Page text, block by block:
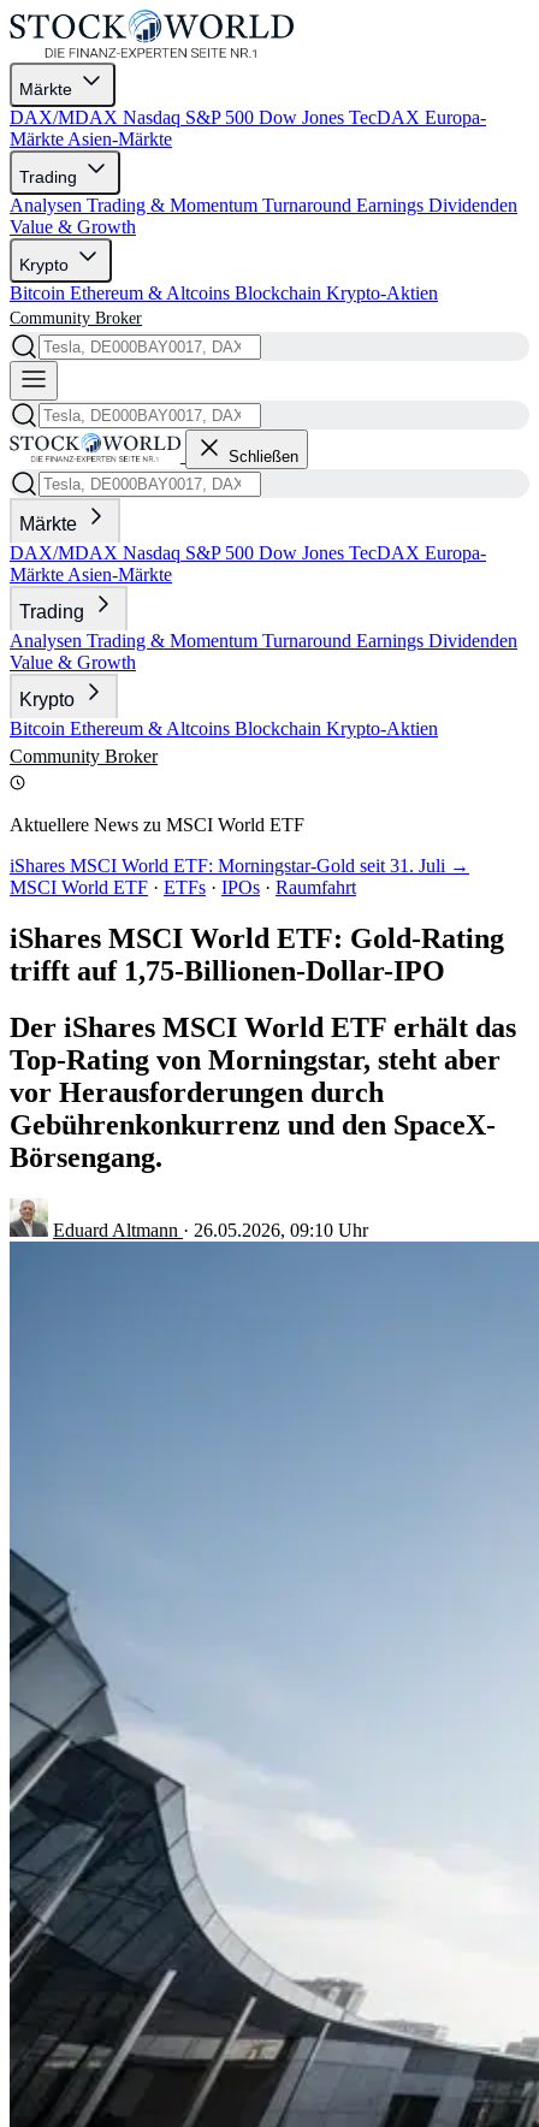
Märkte
DAX/MDAX Nasdaq S&P 500 Dow Jones TecDAX Europa-
Märkte Asien-Märkte
Trading
Analysen Trading & Momentum Turnaround Earnings Dividenden
Value & Growth
Krypto
Bitcoin Ethereum & Altcoins Blockchain Krypto-Aktien
Community Broker
Schließen
Märkte
DAX/MDAX Nasdaq S&P 500 Dow Jones TecDAX Europa-
Märkte Asien-Märkte
Trading
Analysen Trading & Momentum Turnaround Earnings Dividenden
Value & Growth
Krypto
Bitcoin Ethereum & Altcoins Blockchain Krypto-Aktien
Community Broker
Aktuellere News zu MSCI World ETF
iShares MSCI World ETF: Morningstar-Gold seit 31. Juli →
MSCI World ETF · ETFs · IPOs · Raumfahrt
iShares MSCI World ETF: Gold-Rating
trifft auf 1,75-Billionen-Dollar-IPO
Der iShares MSCI World ETF erhält das
Top-Rating von Morningstar, steht aber
vor Herausforderungen durch
Gebührenkonkurrenz und den SpaceX-
Börsengang.
Eduard Altmann · 26.05.2026, 09:10 Uhr